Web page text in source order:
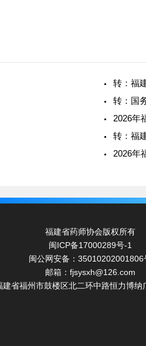
转：福
转：国
2026年
转：福
2026年
福建省药师协会版权所有
闽ICP备17000289号-1
闽公网安备：35010202001806
邮箱：fjsysxh@126.com
建省福州市鼓楼区北二环中路恒力博纳